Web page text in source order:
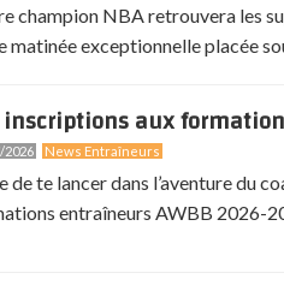
champion NBA retrouvera les
matinée exceptionnelle placée
inscriptions aux
2026 News Entraîneurs
de te lancer dans l’aventure du
entraîneurs AWBB 2026-